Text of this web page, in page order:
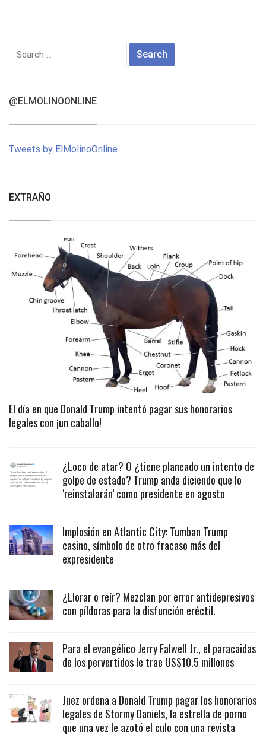
Search
for:
@ELMOLINOONLINE
Tweets by ElMolinoOnline
EXTRAÑO
El día en que Donald Trump intentó pagar sus honorarios
legales con ¡un caballo!
¿Loco de atar? O ¿tiene planeado un intento de
golpe de estado? Trump anda diciendo que lo
‘reinstalarán’ como presidente en agosto
Implosión en Atlantic City: Tumban Trump
casino, símbolo de otro fracaso más del
expresidente
¿Llorar o reír? Mezclan por error antidepresivos
con píldoras para la disfunción eréctil.
Para el evangélico Jerry Falwell Jr., el paracaidas
de los pervertidos le trae US$10.5 millones
Juez ordena a Donald Trump pagar los honorarios
legales de Stormy Daniels, la estrella de porno
que una vez le azotó el culo con una revista